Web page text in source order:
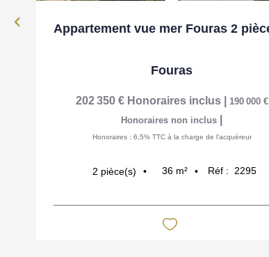
Fouras
202 350 € Honoraires inclus
190 000 €
Honoraires non inclus
Honoraires : 6,5% TTC à la charge de l'acquéreur
2 pièce(s) 36 m² Réf : 2295